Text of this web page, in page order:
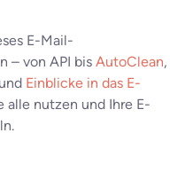
E-Mail-
– von API bis AutoClean,
und Einblicke in das E-
alle nutzen und Ihre E-